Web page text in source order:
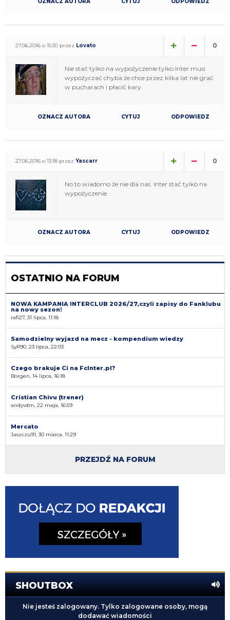
27.06.2016 o 15:30 przez Lovato 0
Nie stać tylko na wypożyczenie tylko Inter musi
wypożyczać chyba że chce przez kilka lat nie grać
w pucharach i płacić kary.
OZNACZ AUTORA CYTUJ ODPOWIEDZ
27.06.2016 o 13:18 przez Yascarr 0
No to wiadomo że nie dla nas. Inter stać tylko na
wypożyczenie.
OZNACZ AUTORA CYTUJ ODPOWIEDZ
OSTATNIO NA FORUM
NOWA KAMPANIA INTERCLUB 2026/27,czyli zapisy do Fanklubu
na nowy sezon!
rafi27, 31 lipca, 11:18
Samodzielny wyjazd na mecz - kompendium wiedzy
SyR90, 23 lipca, 22:03
Czego brakuje Ci na FcInter.pl?
Borgen, 14 lipca, 16:18
Cristian Chivu (trener)
andyvdm, 22 maja, 16:59
Mercato
Jaszczu91, 30 marca, 11:29
PRZEJDŹ NA FORUM
SHOUTBOX
Nie jesteś zalogowany. Tylko zalogowane osoby, mogą
dodawać wiadomości